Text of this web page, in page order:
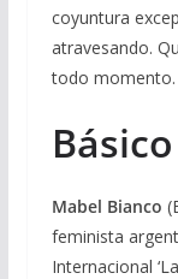
coyuntura
atravesando.
todo momento.
Básico
Mabel Bianco
feminista
Internacional